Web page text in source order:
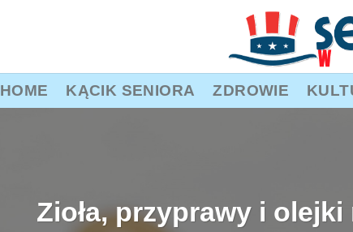
HOME KĄCIK SENIORA ZDROWIE
Zioła, przyprawy i